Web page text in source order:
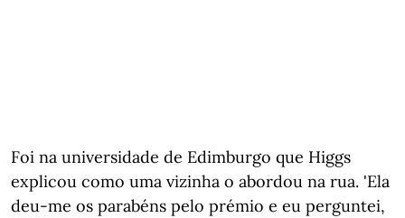
Foi na universidade de Edimburgo que Higgs
explicou como uma vizinha o abordou na rua. 'Ela
deu-me os parabéns pelo prémio e eu perguntei,